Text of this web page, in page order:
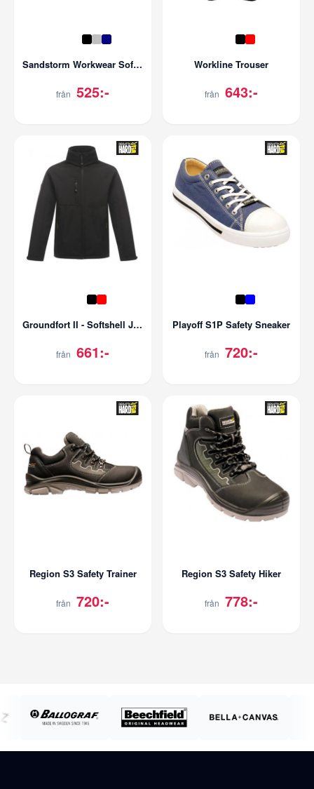
Sandstorm Workwear Softshell
från 525:-
Workline Trouser
från 643:-
Groundfort II - Softshell Jacket
från 661:-
Playoff S1P Safety Sneaker
från 720:-
Region S3 Safety Trainer
från 720:-
Region S3 Safety Hiker
från 778:-